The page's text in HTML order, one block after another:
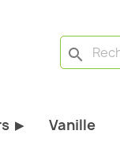
search
▶ Vanille